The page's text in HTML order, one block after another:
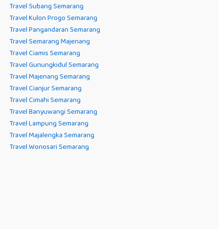
Travel Subang Semarang
Travel Kulon Progo Semarang
Travel Pangandaran Semarang
Travel Semarang Majenang
Travel Ciamis Semarang
Travel Gunungkidul Semarang
Travel Majenang Semarang
Travel Cianjur Semarang
Travel Cimahi Semarang
Travel Banyuwangi Semarang
Travel Lampung Semarang
Travel Majalengka Semarang
Travel Wonosari Semarang